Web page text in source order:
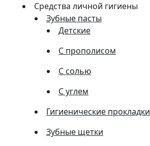
Средства личной гигиены
Зубные пасты
Детские
С прополисом
С солью
С углем
Гигиенические прокладки
Зубные щетки